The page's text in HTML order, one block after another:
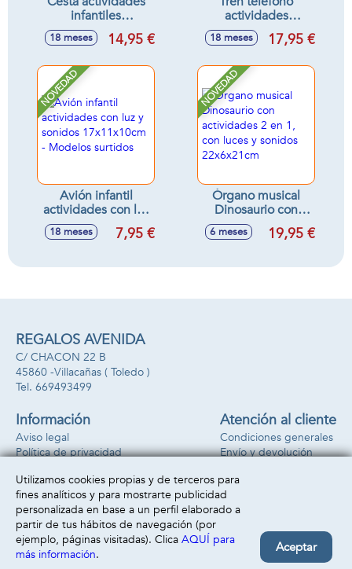
infantiles
25x18x14cm
18 meses 14,95 €
actividades
infantiles 3 en 1,
tren, teléfono y
con sonidos
13x26x11cm
18 meses 17,95 €
NOVEDAD
Avión infantil
actividades con luz
y sonidos
17x11x10cm -
18 meses 7,95 €
NOVEDAD
Órgano musical
Dinosaurio con
actividades 2 en 1,
con luces y sonidos
6 meses 19,95 €
REGALOS AVENIDA
C/ CHACON 22 B
45860 -Villacañas ( Toledo )
669493499
Información
Aviso legal
Política de privacidad
Atención al cliente
Condiciones generales
Envío y devolución
Formas de pago
Utilizamos cookies propias y de terceros para
fines analíticos y para mostrarte publicidad
personalizada en base a un perfil elaborado a
partir de tus hábitos de navegación (por
ejemplo, páginas visitadas). Clica AQUÍ para
más información. Aceptar